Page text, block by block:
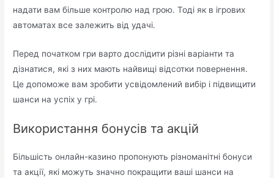
надати вам більше контролю над грою. Тоді як в ігрових
автоматах все залежить від удачі.
Перед початком гри варто дослідити різні варіанти та
дізнатися, які з них мають найвищі відсотки повернення.
Це допоможе вам зробити усвідомлений вибір і підвищити
шанси на успіх у грі.
Використання бонусів та акцій
Більшість онлайн-казино пропонують різноманітні бонуси
та акції, які можуть значно покращити ваші шанси на